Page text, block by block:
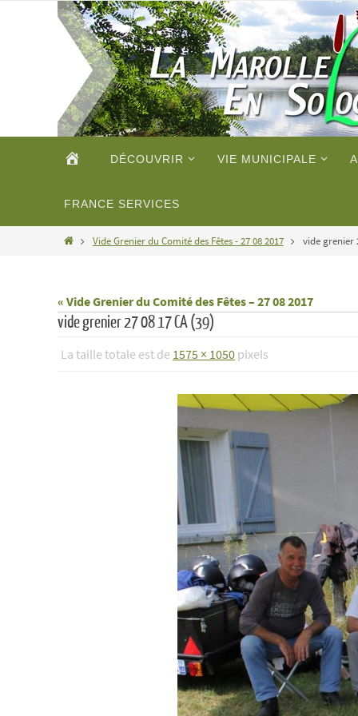
ACCUEILDÉCOUVRIR VIE MUNICIPALE
FRANCE SERVICES
HomeVide Grenier du Comité des Fêtes - 27 08 2017 vide grenier
« Vide Grenier du Comité des Fêtes – 27 08 2017
vide grenier 27 08 17 CA (39)
La taille totale est de 1575 × 1050 pixels